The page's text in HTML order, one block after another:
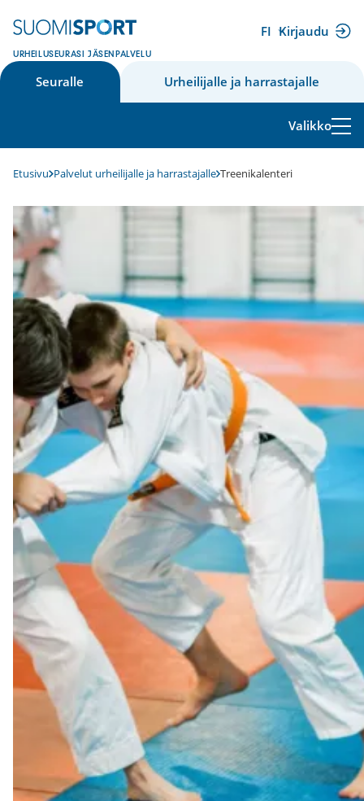
sisältöön
URHEILUSEURASI JÄSENPALVELU
FI Kirjaudu
(ulkoinen
Seuralle
Urheilijalle ja harrastajalle
Valikko
Etusivu Palvelut urheilijalle ja harrastajalle Treenikalenteri